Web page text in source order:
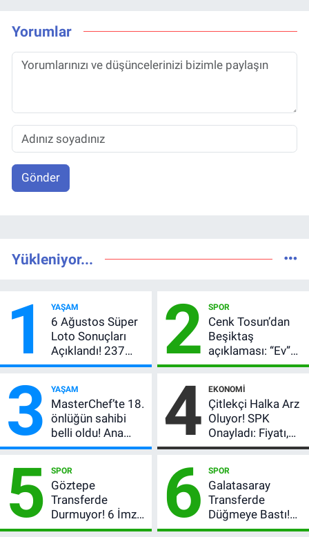
Yorumlar
Gönder
Yükleniyor...
1 YAŞAM
6 Ağustos Süper
Loto Sonuçları
Açıklandı! 237
Milyon TL’lik
2 SPOR
Cenk Tosun’dan
Beşiktaş
açıklaması: “Ev”
dedi, asıl mesajı
verdi
3 YAŞAM
MasterChef’te 18.
önlüğün sahibi
belli oldu! Ana
kadroya giren
oldu?
4 EKONOMI
Çitlekçi Halka Arz
Oluyor! SPK
Onayladı: Fiyatı,
Lot Sayısı ve
Tarihi
5 SPOR
Göztepe
Transferde
Durmuyor! 6 İmza
Sonrası Yeni
6 SPOR
Galatasaray
Transferde
Düğmeye Bastı!
Leao, Camavinga